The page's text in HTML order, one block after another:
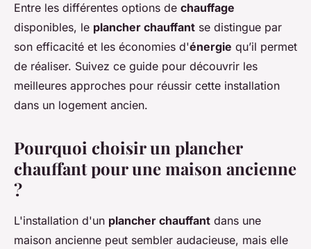
Entre les différentes options de chauffage
disponibles, le plancher chauffant se distingue par
son efficacité et les économies d'énergie qu’il permet
de réaliser. Suivez ce guide pour découvrir les
meilleures approches pour réussir cette installation
dans un logement ancien.
Pourquoi choisir un plancher
chauffant pour une maison ancienne
?
L'installation d'un plancher chauffant dans une
maison ancienne peut sembler audacieuse, mais elle